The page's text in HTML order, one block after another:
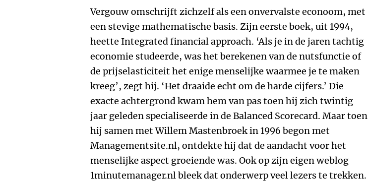
Vergouw omschrijft zichzelf als een onvervalste econoom, met
een stevige mathematische basis. Zijn eerste boek, uit 1994,
heette Integrated financial approach. ‘Als je in de jaren tachtig
economie studeerde, was het berekenen van de nutsfunctie of
de prijselasticiteit het enige menselijke waarmee je te maken
kreeg’, zegt hij. ‘Het draaide echt om de harde cijfers.’ Die
exacte achtergrond kwam hem van pas toen hij zich twintig
jaar geleden specialiseerde in de Balanced Scorecard. Maar toen
hij samen met Willem Mastenbroek in 1996 begon met
Managementsite.nl, ontdekte hij dat de aandacht voor het
menselijke aspect groeiende was. Ook op zijn eigen weblog
1minutemanager.nl bleek dat onderwerp veel lezers te trekken.